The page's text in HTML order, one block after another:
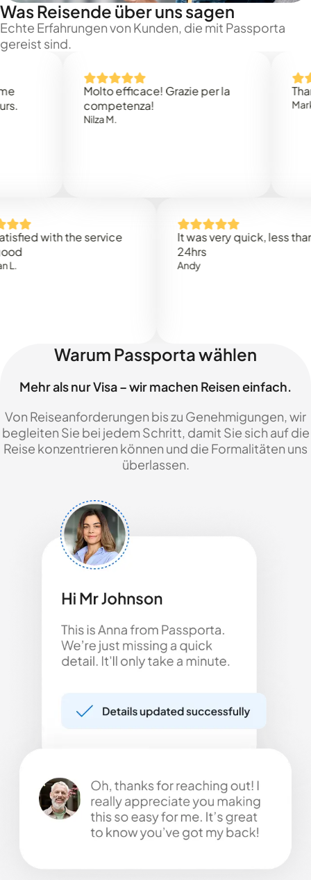
Was Reisende über uns sagen
Echte Erfahrungen von Kunden, die mit Passporta
gereist sind.
Molto efficace! Grazie per la
competenza!
Nilza M.
Thank
Mark N.
with the service
It was very quick, less than
Warum Passporta wählen
Mehr als nur Visa – wir machen Reisen einfach.
Von Reiseanforderungen bis zu Genehmigungen, wir
begleiten Sie bei jedem Schritt, damit Sie sich auf die
Reise konzentrieren können und die Formalitäten uns
überlassen.